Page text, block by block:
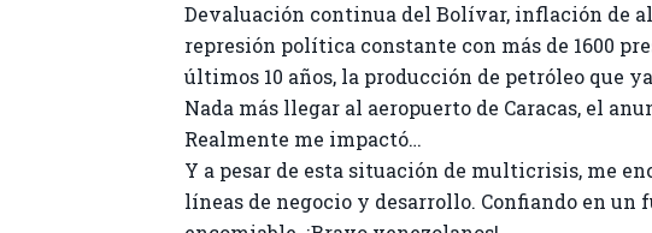
Devaluación continua del Bolívar, inflación de
represión política constante con más de 1600
últimos 10 años, la producción de petróleo que
Nada más llegar al aeropuerto de Caracas, el
Realmente me impactó…
Y a pesar de esta situación de multicrisis, me
líneas de negocio y desarrollo. Confiando en